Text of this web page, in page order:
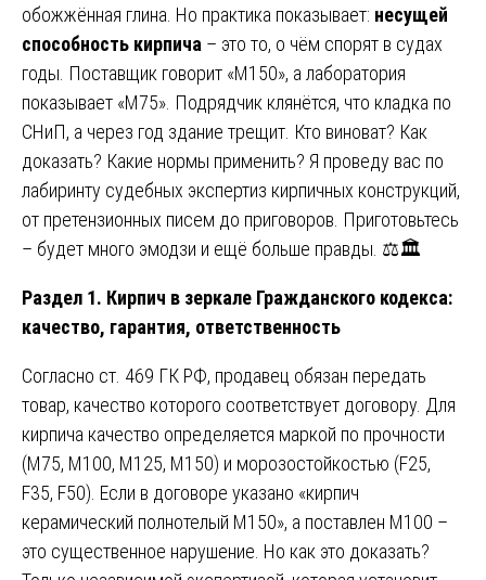
обожжённая глина. Но практика показывает: несущей
способность кирпича – это то, о чём спорят в судах
годы. Поставщик говорит «М150», а лаборатория
показывает «М75». Подрядчик клянётся, что кладка по
СНиП, а через год здание трещит. Кто виноват? Как
доказать? Какие нормы применить? Я проведу вас по
лабиринту судебных экспертиз кирпичных конструкций,
от претензионных писем до приговоров. Приготовьтесь
– будет много эмодзи и ещё больше правды. ⚖️🏛️
Раздел 1. Кирпич в зеркале Гражданского кодекса:
качество, гарантия, ответственность
Согласно ст. 469 ГК РФ, продавец обязан передать
товар, качество которого соответствует договору. Для
кирпича качество определяется маркой по прочности
(М75, М100, М125, М150) и морозостойкостью (F25,
F35, F50). Если в договоре указано «кирпич
керамический полнотелый М150», а поставлен М100 –
это существенное нарушение. Но как это доказать?